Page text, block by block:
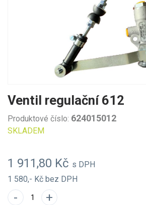
Ventil regulační 612
Produktové číslo: 624015012
SKLADEM
1 911,80 Kč s DPH
1 580,- Kč bez DPH
- +